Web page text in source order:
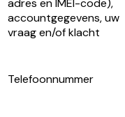
adres en IMEI-code),
accountgegevens, uw
vraag en/of klacht
Telefoonnummer